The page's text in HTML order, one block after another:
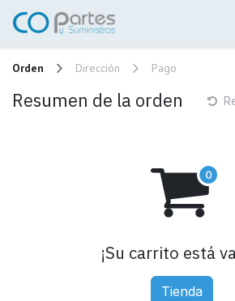
Ir al contenido
Orden Dirección Pago
Resumen de la orden
¡Su carrito está
Tienda